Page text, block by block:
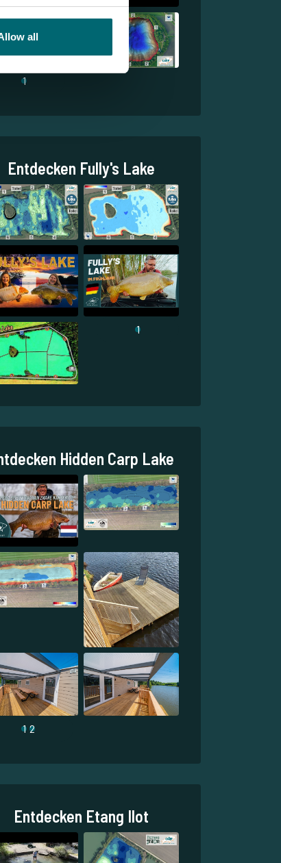
all
1
Entdecken Fully's Lake
1
Hidden Carp Lake
1 2
Entdecken Etang Ilot